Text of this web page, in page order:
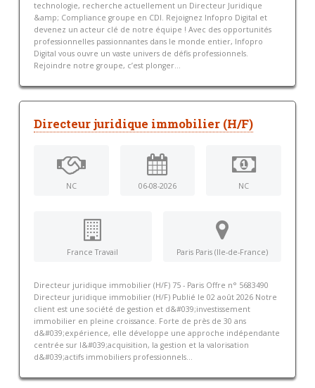
technologie, recherche actuellement un Directeur Juridique
&amp; Compliance groupe en CDI. Rejoignez Infopro Digital et
devenez un acteur clé de notre équipe ! Avec des opportunités
professionnelles passionnantes dans le monde entier, Infopro
Digital vous ouvre un vaste univers de défis professionnels.
Rejoindre notre groupe, c’est plonger...
Directeur juridique immobilier (H/F)
NC 06-08-2026 NC
France Travail Paris Paris (Ile-de-France)
Directeur juridique immobilier (H/F) 75 - Paris Offre n° 5683490
Directeur juridique immobilier (H/F) Publié le 02 août 2026 Notre
client est une société de gestion et d&#039;investissement
immobilier en pleine croissance. Forte de près de 30 ans
d&#039;expérience, elle développe une approche indépendante
centrée sur l&#039;acquisition, la gestion et la valorisation
d&#039;actifs immobiliers professionnels...